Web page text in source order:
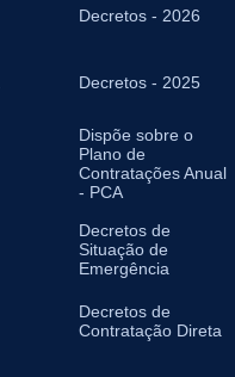
Decretos - 2026
Decretos - 2025
Dispõe sobre o
Plano de
Contratações Anual
- PCA
Decretos de
Situação de
Emergência
Decretos de
Contratação Direta